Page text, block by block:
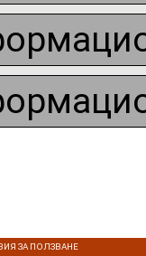
ЗА ПОЛЗВАНЕ